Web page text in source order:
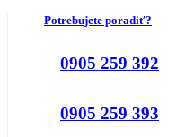
Potrebujete poradiť?
0905 259 392
0905 259 393